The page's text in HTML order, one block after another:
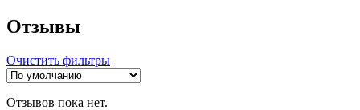
Отзывы
Очистить фильтры
Отзывов пока нет.